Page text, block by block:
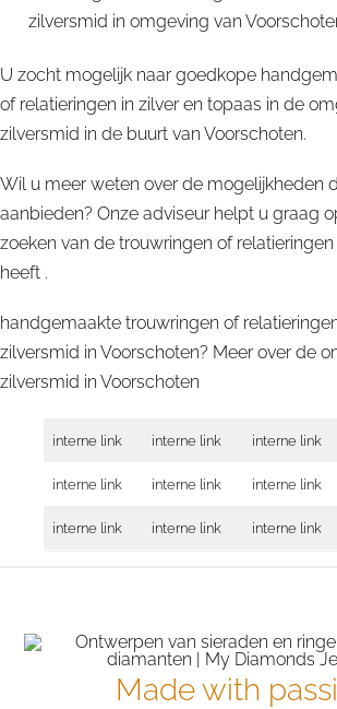
zilversmid in omgeving van
U zocht mogelijk naar goedkope
of relatieringen in zilver en topaas in de
zilversmid in de buurt van Voorschoten.
Wil u meer weten over de mogelijkheden
aanbieden? Onze adviseur helpt u graag
zoeken van de trouwringen of
heeft .
handgemaakte trouwringen of
zilversmid in Voorschoten? Meer over de
zilversmid in Voorschoten
interne link interne link interne link
interne link interne link interne link
interne link interne link interne link
Made with